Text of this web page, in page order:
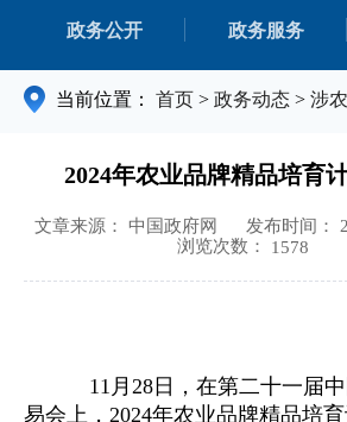
政务公开 政务服务
当前位置： 首页 > 政务动态 > 涉
2024年农业品牌精品培育
文章来源： 中国政府网
发布时间：
浏览次数： 1578
11月28日，在第二十一届
易会上，2024年农业品牌精品培